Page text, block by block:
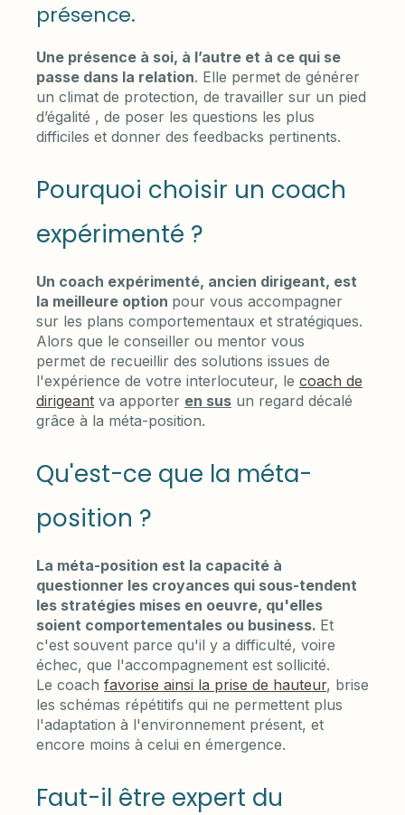
présence.
Une présence à soi, à l’autre et à ce qui se
passe dans la relation. Elle permet de générer
un climat de protection, de travailler sur un pied
d’égalité , de poser les questions les plus
difficiles et donner des feedbacks pertinents.
Pourquoi choisir un coach
expérimenté ?
Un coach expérimenté, ancien dirigeant, est
la meilleure option pour vous accompagner
sur les plans comportementaux et stratégiques.
Alors que le conseiller ou mentor vous
permet de recueillir des solutions issues de
l'expérience de votre interlocuteur, le coach de
dirigeant va apporter en sus un regard décalé
grâce à la méta-position.
Qu'est-ce que la méta-
position ?
La méta-position est la capacité à
questionner les croyances qui sous-tendent
les stratégies mises en oeuvre, qu'elles
soient comportementales ou business. Et
c'est souvent parce qu'il y a difficulté, voire
échec, que l'accompagnement est sollicité.
Le coach favorise ainsi la prise de hauteur, brise
les schémas répétitifs qui ne permettent plus
l'adaptation à l'environnement présent, et
encore moins à celui en émergence.
Faut-il être expert du